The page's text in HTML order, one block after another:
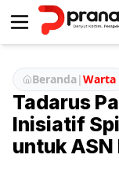
Beranda|Warta
Tadarus
Inisiatif
untuk